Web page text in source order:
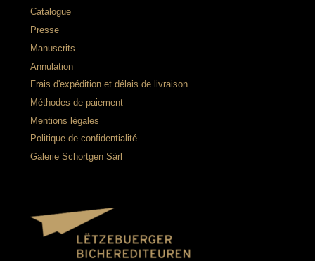
Catalogue
Presse
Manuscrits
Annulation
Frais d'expédition et délais de livraison
Méthodes de paiement
Mentions légales
Politique de confidentialité
Galerie Schortgen Sàrl